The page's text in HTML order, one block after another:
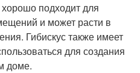
подходит для
и может расти в
Гибискус также имеет
для создания
доме.